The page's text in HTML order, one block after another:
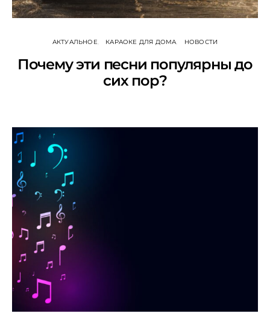
АКТУАЛЬНОЕ КАРАОКЕ ДЛЯ ДОМА НОВОСТИ
Почему эти песни популярны до
сих пор?